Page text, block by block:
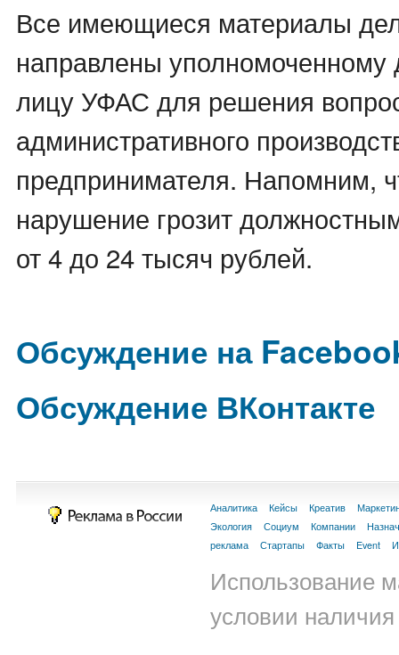
Все имеющиеся материалы
направлены уполномоченному
лицу УФАС для решения
административного
предпринимателя. Напомним,
нарушение грозит
от 4 до 24 тысяч рублей.
Обсуждение на
Обсуждение ВКонтакте
Аналитика Кейсы Креатив
Экология
Социум Компании
реклама
Стартапы Факты Event
Использование
условии